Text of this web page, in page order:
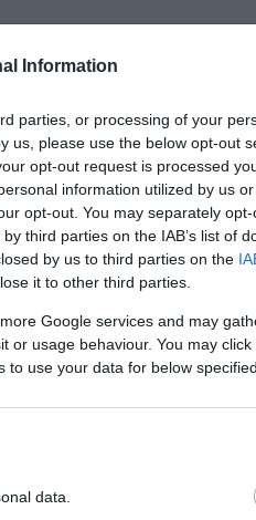
Information
parties, or processing of your
us, please use the below opt-out
opt-out request is processed
information utilized by us
opt-out. You may separately
third parties on the IAB’s list of
by us to third parties on the
it to other third parties.
Google services and may
or usage behaviour. You may
use your data for below
data.
πάει ψηλά –
που ακούστηκαν εις
τα φετινά